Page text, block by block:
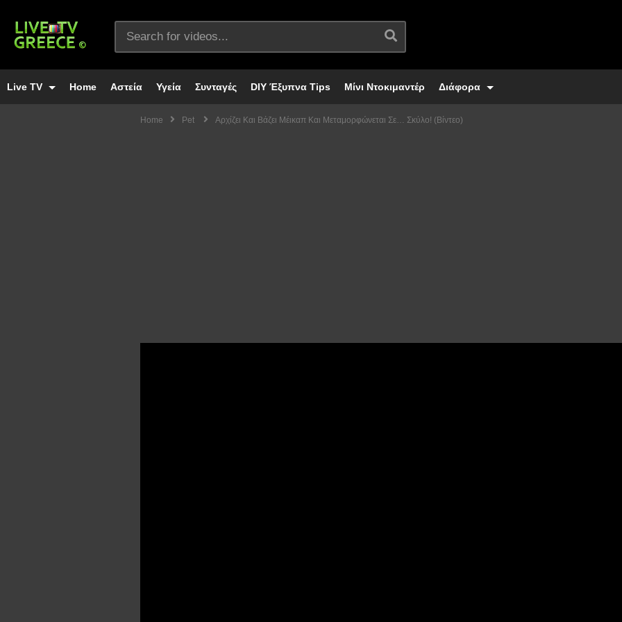
Live TV Home Αστεία Υγεία Συνταγές DIY Έξυπνα Tips Μίνι Ντοκιμαντέρ Διάφορα
Home Pet Αρχίζει Και Βάζει Μέικαπ Και Μεταμορφώνεται Σε… Σκύλο! (Βίντεο)